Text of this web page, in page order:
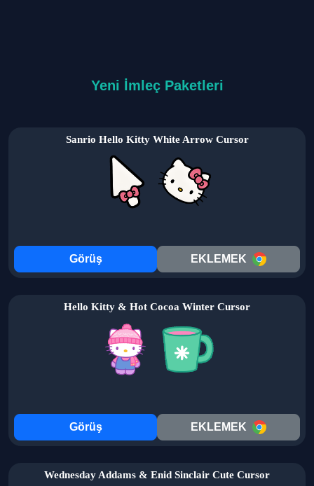
Yeni İmleç Paketleri
Sanrio Hello Kitty White Arrow Cursor
Görüş EKLEMEK
Hello Kitty & Hot Cocoa Winter Cursor
Görüş EKLEMEK
Wednesday Addams & Enid Sinclair Cute Cursor